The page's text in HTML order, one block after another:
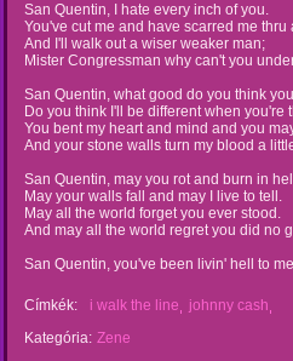
San Quentin, I hate every inch of you.
You've cut me and have scarred me thru
And I'll walk out a wiser weaker man;
Mister Congressman why can't you
San Quentin, what good do you think
Do you think I'll be different when you're
You bent my heart and mind and you
And your stone walls turn my blood a
San Quentin, may you rot and burn in
May your walls fall and may I live to tell.
May all the world forget you ever stood.
And may all the world regret you did no
San Quentin, you've been livin' hell to
Címkék: i walk the line
johnny cash
Kategória: Zene